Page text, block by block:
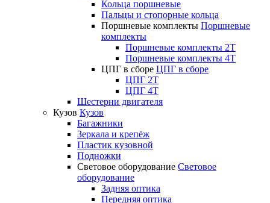
Кольца поршневые
Пальцы и стопорные кольца
Поршневые комплекты Поршневые
комплекты
Поршневые комплекты 2T
Поршневые комплекты 4T
ЦПГ в сборе ЦПГ в сборе
ЦПГ 2T
ЦПГ 4T
Шестерни двигателя
Кузов Кузов
Багажники
Зеркала и крепёж
Пластик кузовной
Подножки
Световое оборудование Световое
оборудование
Задняя оптика
Передняя оптика